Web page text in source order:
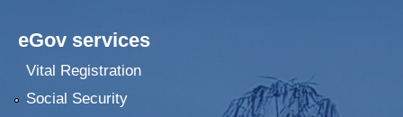
eGov services
Vital Registration
Social Security